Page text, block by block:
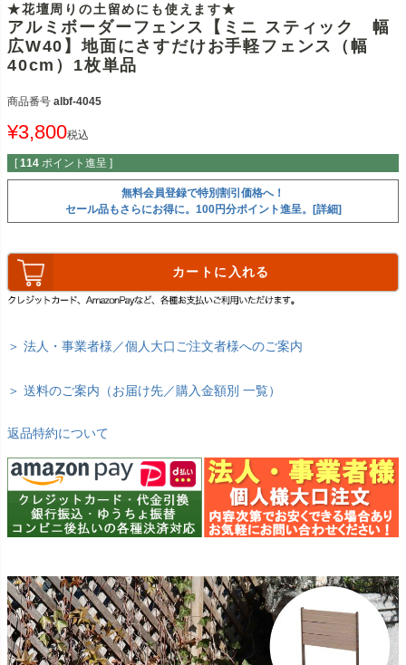
★花壇周りの土留めにも使えます★
アルミボーダーフェンス【ミニ スティック 幅
広W40】地面にさすだけお手軽フェンス（幅
40cm）1枚単品
商品番号 albf-4045
¥3,800税込
[ 114 ポイント進呈 ]
無料会員登録で特別割引価格へ！
セール品もさらにお得に。100円分ポイント進呈。[詳細]
カートに入れる
＞ 法人・事業者様／個人大口ご注文者様へのご案内
＞ 送料のご案内（お届け先／購入金額別 一覧）
返品特約について